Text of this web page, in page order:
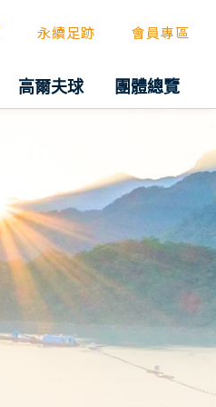
永續足跡 會員專區
高爾夫球 團體總覽